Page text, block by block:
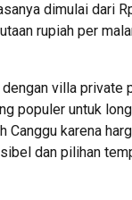
dimulai dari
rupiah per
villa private
populer untuk
Canggu karena
dan pilihan